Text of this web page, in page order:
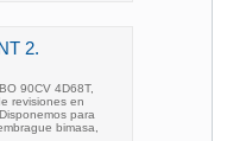
2.
90CV 4D68T,
revisiones en
para
bimasa,